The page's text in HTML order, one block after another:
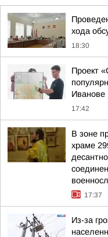
хода
18:30
Проект
Иванове
17:42
В зоне
храме
17:37
Из-за